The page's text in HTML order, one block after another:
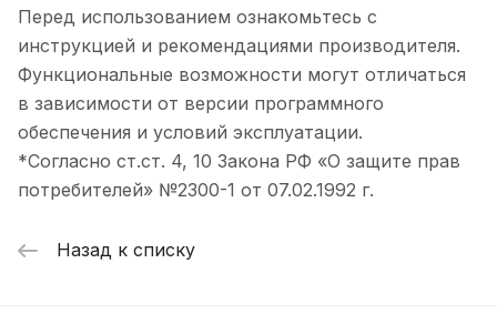
Перед использованием ознакомьтесь с
инструкцией и рекомендациями производителя.
Функциональные возможности могут отличаться
в зависимости от версии программного
обеспечения и условий эксплуатации.
*Согласно ст.ст. 4, 10 Закона РФ «О защите прав
потребителей» №2300-1 от 07.02.1992 г.
Назад к списку